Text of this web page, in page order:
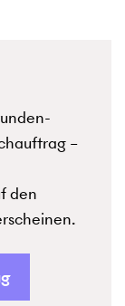
–
den